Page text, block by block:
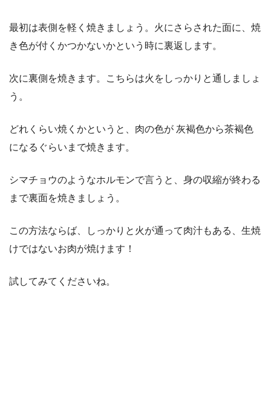
最初は表側を軽く焼きましょう。火にさらされた面に、焼
き色が付くかつかないかという時に裏返します。
次に裏側を焼きます。こちらは火をしっかりと通しましょ
う。
どれくらい焼くかというと、肉の色が 灰褐色から茶褐色
になるぐらいまで焼きます。
シマチョウのようなホルモンで言うと、身の収縮が終わる
まで裏面を焼きましょう。
この方法ならば、しっかりと火が通って肉汁もある、生焼
けではないお肉が焼けます！
試してみてくださいね。